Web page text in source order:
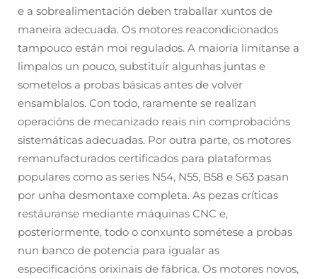
e a sobrealimentación deben traballar xuntos de
maneira adecuada. Os motores reacondicionados
tampouco están moi regulados. A maioría limítanse a
limpalos un pouco, substituír algunhas juntas e
sometelos a probas básicas antes de volver
ensamblalos. Con todo, raramente se realizan
operacións de mecanizado reais nin comprobacións
sistemáticas adecuadas. Por outra parte, os motores
remanufacturados certificados para plataformas
populares como as series N54, N55, B58 e S63 pasan
por unha desmontaxe completa. As pezas críticas
restáuranse mediante máquinas CNC e,
posteriormente, todo o conxunto sométese a probas
nun banco de potencia para igualar as
especificacións orixinais de fábrica. Os motores novos,